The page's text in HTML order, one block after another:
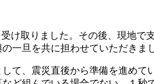
け取りました。その後、現地
一旦を共に担わせていただきま
て、震災直後から準備を進めて